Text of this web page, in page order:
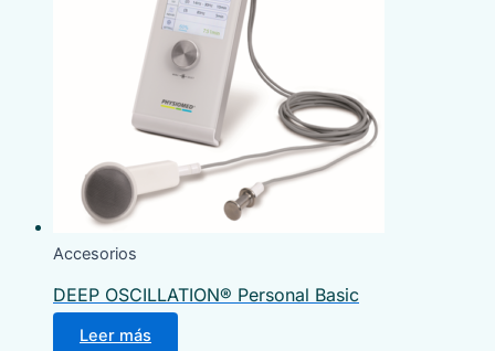
Accesorios
DEEP OSCILLATION® Personal Basic
Leer más